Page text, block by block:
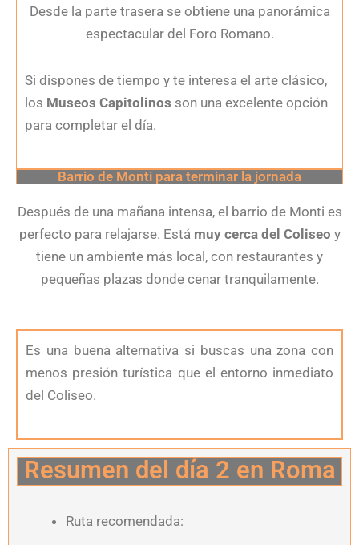
Desde la parte trasera se obtiene una panorámica
espectacular del Foro Romano.
Si dispones de tiempo y te interesa el arte clásico,
los Museos Capitolinos son una excelente opción
para completar el día.
Barrio de Monti para terminar la jornada
Después de una mañana intensa, el barrio de Monti es
perfecto para relajarse. Está muy cerca del Coliseo y
tiene un ambiente más local, con restaurantes y
pequeñas plazas donde cenar tranquilamente.
Es una buena alternativa si buscas una zona con
menos presión turística que el entorno inmediato
del Coliseo.
Resumen del día 2 en Roma
Ruta recomendada: